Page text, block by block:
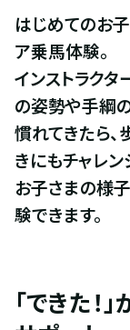
はじめてのお
ア乗馬体験。
インストラクタ
の姿勢や手綱
慣れてきたら、
きにもチャレン
お子さまの様
験できます。
「できた！